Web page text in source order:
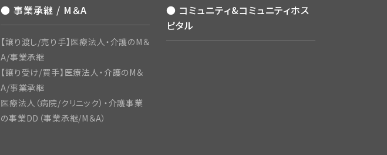
● 事業承継 / M＆A
【譲り渡し/売り手】医療法人・介護のM＆
A/事業承継
【譲り受け/買手】医療法人・介護のM＆
A/事業承継
医療法人（病院/クリニック）・介護事業
の事業DD（事業承継/M＆A）
● コミュニティ&コミュニティホス
ピタル